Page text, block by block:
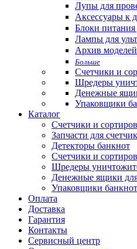
Лупы для
Аксессуары к
Блоки питания
Лампы для
Архив
Больше
Счетчики и
Шредеры
Денежные
Упаковщики
Каталог
Счетчики и
Запчасти для
Детекторы банкнот
Счетчики и
Шредеры
Денежные ящики
Упаковщики банкнот
Оплата
Доставка
Гарантия
Контакты
Сервисный центр